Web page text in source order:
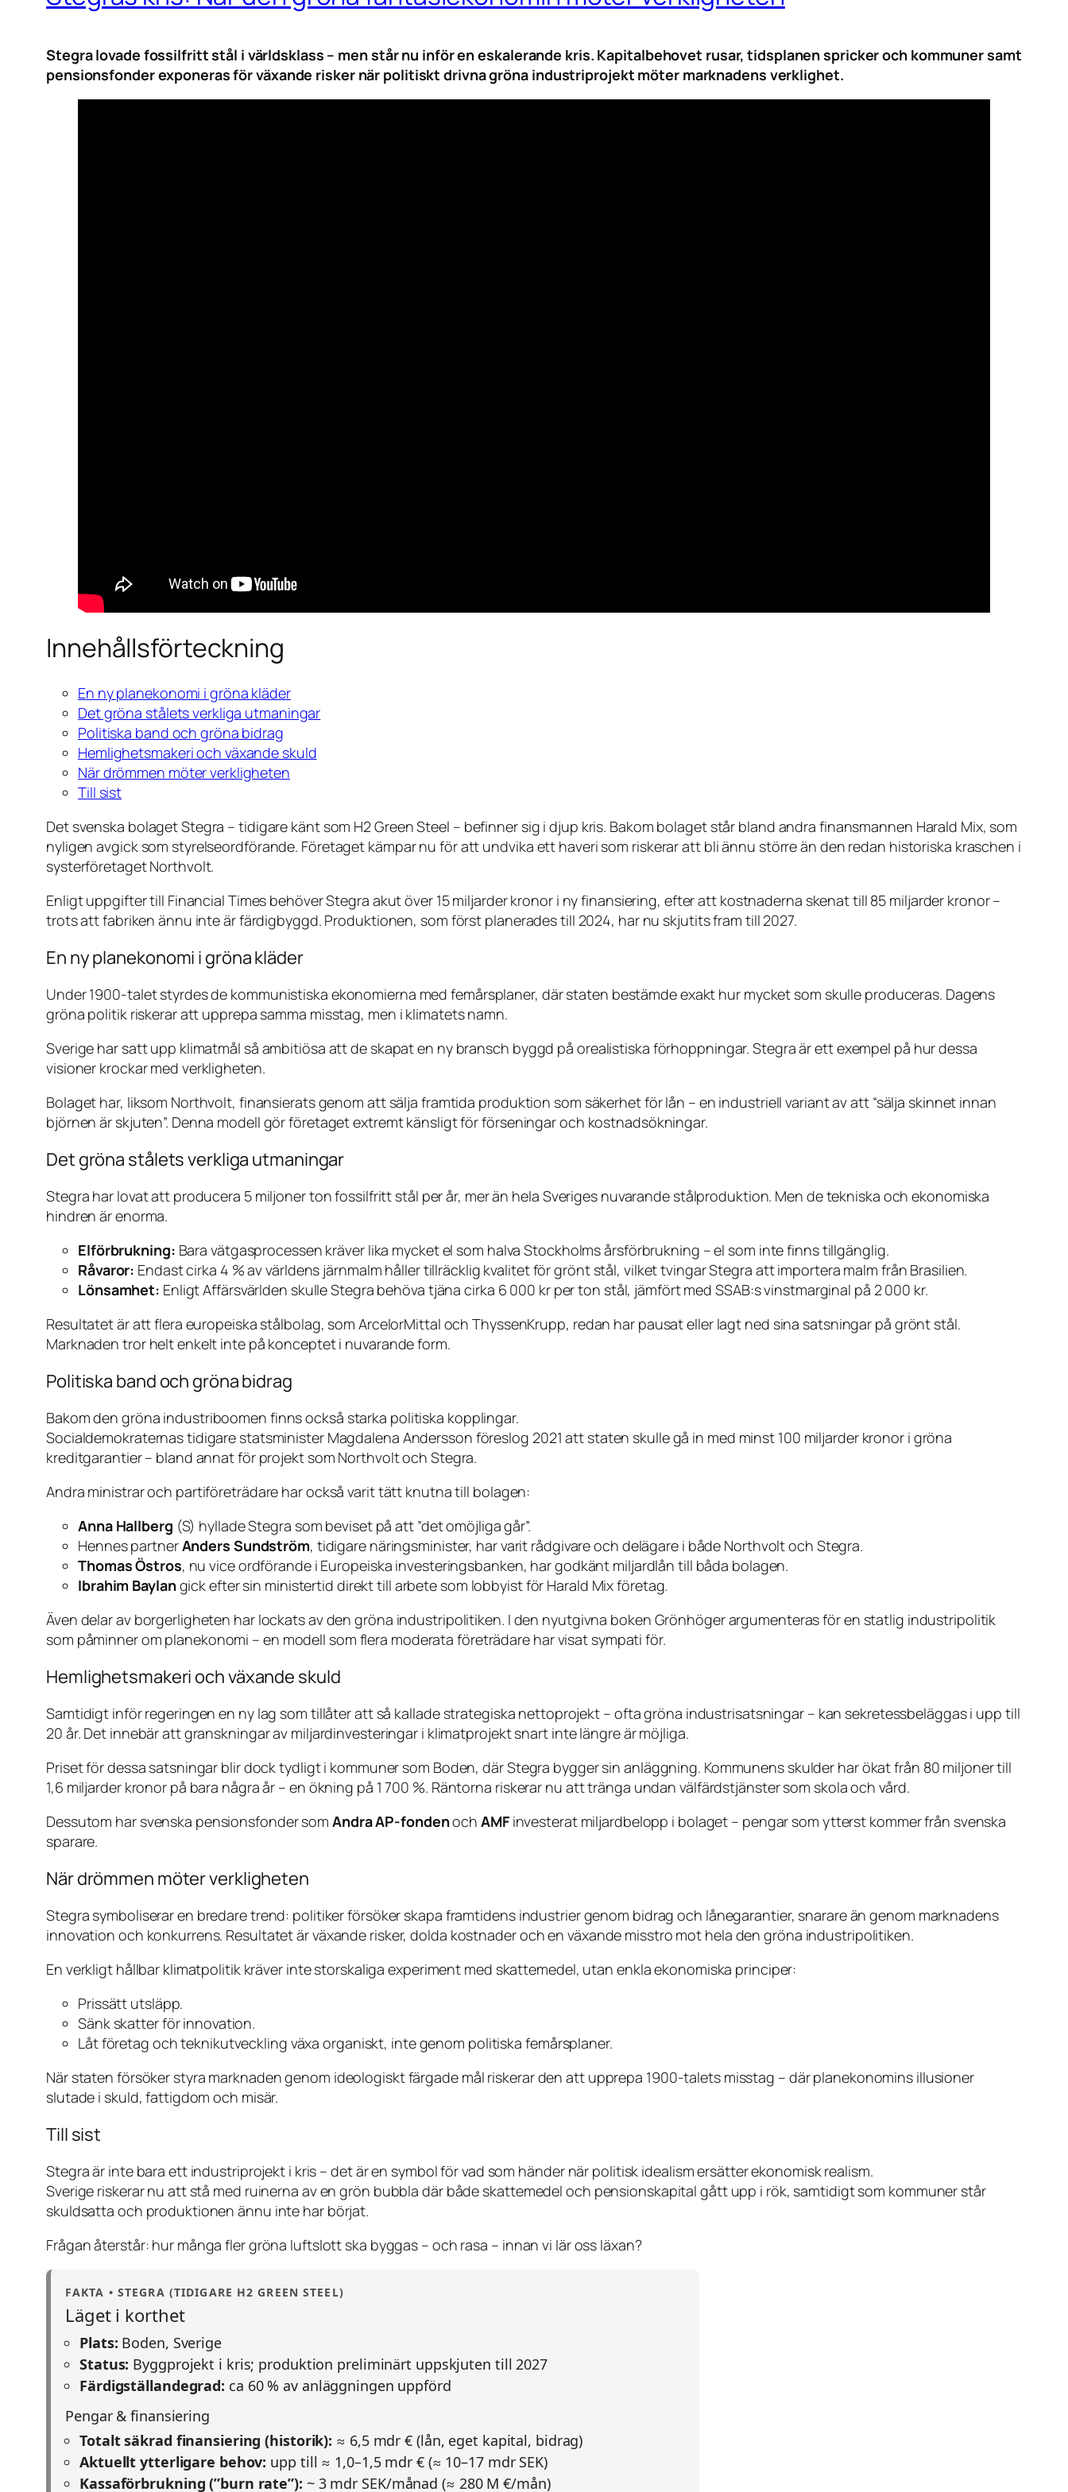
Stegra lovade fossilfritt stål i världsklass – men står nu inför en eskalerande kris. Kapitalbehovet rusar, tidsplanen spricker och kommuner samt
pensionsfonder exponeras för växande risker när politiskt drivna gröna industriprojekt möter marknadens verklighet.
Innehållsförteckning
En ny planekonomi i gröna kläder
Det gröna stålets verkliga utmaningar
Politiska band och gröna bidrag
Hemlighetsmakeri och växande skuld
När drömmen möter verkligheten
Till sist
Det svenska bolaget Stegra – tidigare känt som H2 Green Steel – befinner sig i djup kris. Bakom bolaget står bland andra finansmannen Harald Mix, som
nyligen avgick som styrelseordförande. Företaget kämpar nu för att undvika ett haveri som riskerar att bli ännu större än den redan historiska kraschen i
systerföretaget Northvolt.
Enligt uppgifter till Financial Times behöver Stegra akut över 15 miljarder kronor i ny finansiering, efter att kostnaderna skenat till 85 miljarder kronor –
trots att fabriken ännu inte är färdigbyggd. Produktionen, som först planerades till 2024, har nu skjutits fram till 2027.
En ny planekonomi i gröna kläder
Under 1900-talet styrdes de kommunistiska ekonomierna med femårsplaner, där staten bestämde exakt hur mycket som skulle produceras. Dagens
gröna politik riskerar att upprepa samma misstag, men i klimatets namn.
Sverige har satt upp klimatmål så ambitiösa att de skapat en ny bransch byggd på orealistiska förhoppningar. Stegra är ett exempel på hur dessa
visioner krockar med verkligheten.
Bolaget har, liksom Northvolt, finansierats genom att sälja framtida produktion som säkerhet för lån – en industriell variant av att “sälja skinnet innan
björnen är skjuten”. Denna modell gör företaget extremt känsligt för förseningar och kostnadsökningar.
Det gröna stålets verkliga utmaningar
Stegra har lovat att producera 5 miljoner ton fossilfritt stål per år, mer än hela Sveriges nuvarande stålproduktion. Men de tekniska och ekonomiska
hindren är enorma.
Elförbrukning: Bara vätgasprocessen kräver lika mycket el som halva Stockholms årsförbrukning – el som inte finns tillgänglig.
Råvaror: Endast cirka 4 % av världens järnmalm håller tillräcklig kvalitet för grönt stål, vilket tvingar Stegra att importera malm från Brasilien.
Lönsamhet: EnligtAffärsvärlden skulle Stegra behöva tjäna cirka 6 000 kr per ton stål, jämfört med SSAB:s vinstmarginal på 2 000 kr.
Resultatet är att flera europeiska stålbolag, som ArcelorMittal och ThyssenKrupp, redan har pausat eller lagt ned sina satsningar på grönt stål.
Marknaden tror helt enkelt inte på konceptet i nuvarande form.
Politiska band och gröna bidrag
Bakom den gröna industriboomen finns också starka politiska kopplingar.
Socialdemokraternas tidigare statsminister Magdalena Andersson föreslog 2021 att staten skulle gå in med minst 100 miljarder kronor i gröna
kreditgarantier – bland annat för projekt som Northvolt och Stegra.
Andra ministrar och partiföreträdare har också varit tätt knutna till bolagen:
Anna Hallberg (S) hyllade Stegra som beviset på att ”det omöjliga går”.
Hennes partnerAnders Sundström, tidigare näringsminister, har varit rådgivare och delägare i både Northvolt och Stegra.
Thomas Östros, nu vice ordförande i Europeiska investeringsbanken, har godkänt miljardlån till båda bolagen.
Ibrahim Baylangick efter sin ministertid direkt till arbete som lobbyist för Harald Mix företag.
Även delar av borgerligheten har lockats av den gröna industripolitiken. I den nyutgivna boken Grönhögerargumenteras för en statlig industripolitik
som påminner om planekonomi – en modell som flera moderata företrädare har visat sympati för.
Hemlighetsmakeri och växande skuld
Samtidigt inför regeringen en ny lag som tillåter att så kallade strategiska nettoprojekt – ofta gröna industrisatsningar – kan sekretessbeläggas i upp till
20 år. Det innebär att granskningar av miljardinvesteringar i klimatprojekt snart inte längre är möjliga.
Priset för dessa satsningar blir dock tydligt i kommuner som Boden, där Stegra bygger sin anläggning. Kommunens skulder har ökat från 80 miljoner till
1,6 miljarder kronor på bara några år – en ökning på 1 700 %. Räntorna riskerar nu att tränga undan välfärdstjänster som skola och vård.
Dessutom har svenska pensionsfonder som Andra AP-fondenoch AMFinvesterat miljardbelopp i bolaget – pengar som ytterst kommer från svenska
sparare.
När drömmen möter verkligheten
Stegra symboliserar en bredare trend: politiker försöker skapa framtidens industrier genom bidrag och lånegarantier, snarare än genom marknadens
innovation och konkurrens. Resultatet är växande risker, dolda kostnader och en växande misstro mot hela den gröna industripolitiken.
En verkligt hållbar klimatpolitik kräver inte storskaliga experiment med skattemedel, utan enkla ekonomiska principer:
Prissätt utsläpp.
Sänk skatter för innovation.
Låt företag och teknikutveckling växa organiskt, inte genom politiska femårsplaner.
När staten försöker styra marknaden genom ideologiskt färgade mål riskerar den att upprepa 1900-talets misstag – där planekonomins illusioner
slutade i skuld, fattigdom och misär.
Till sist
Stegra är inte bara ett industriprojekt i kris – det är en symbol för vad som händer när politisk idealism ersätter ekonomisk realism.
Sverige riskerar nu att stå med ruinerna av en grön bubbla där både skattemedel och pensionskapital gått upp i rök, samtidigt som kommuner står
skuldsatta och produktionen ännu inte har börjat.
Frågan återstår: hur många fler gröna luftslott ska byggas – och rasa – innan vi lär oss läxan?
FAKTA • STEGRA (TIDIGARE H2 GREEN STEEL)
Läget i korthet
Plats: Boden, Sverige
Status: Byggprojekt i kris; produktion preliminärt uppskjuten till 2027
Färdigställandegrad: ca 60 % av anläggningen uppförd
Pengar & finansiering
Totalt säkrad finansiering (historik): ≈ 6,5 mdr € (lån, eget kapital, bidrag)
Aktuellt ytterligare behov: upp till ≈ 1,0–1,5 mdr € (≈ 10–17 mdr SEK)
Kassaförbrukning (”burn rate”): ~ 3 mdr SEK/månad (≈ 280 M €/mån)